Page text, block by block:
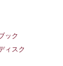
ック
ィスク